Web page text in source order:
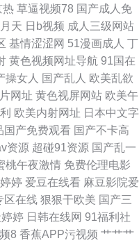
男人精品 91国产尤物 东方av发
免费看 黑料视频 天天干日日干
国产精品又爽又黄又爽 91狼友
69福利 中文字幕日韩在 91字幕
91福利姬高清无码 加勒比夜夜
看 91论坛26 国产色色 色老大
入 91视频免费入口 九七在线
热 草逼视频78 国产成人免
天 日b视频 成人三级网站
基情涩涩网 51漫画成人 丁
黄色视频网址导航 91国在
操女人 国产乱人 欧美乱欲
网址 黄色视屏网站 欧美午
欧美内射网址 日本中文字
国产免费观看 国产不卡高
资源 超碰91资源 国产乱一
桃午夜激情 免费伦理电影
婷 爱豆在线看 麻豆影院爱
区在线 狠狠干欧美 国产三
婷 日韩在线网 91福利社
8 香蕉APP污视频 艹艹艹